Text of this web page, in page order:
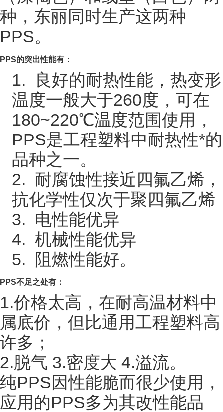
种，东丽同时生产这两种
PPS。
PPS的突出性能有：
1. 良好的耐热性能，热变形
温度一般大于260度，可在
180~220℃温度范围使用，
PPS是工程塑料中耐热性*的
品种之一。
2. 耐腐蚀性接近四氟乙烯，
抗化学性仅次于聚四氟乙烯
3. 电性能优异
4. 机械性能优异
5. 阻燃性能好。
PPS不足之处有：
1.价格太高，在耐高温材料中
属底价，但比通用工程塑料高
许多；
2.脱气 3.密度大 4.溢流。
纯PPS因性能脆而很少使用，
应用的PPS多为其改性能品